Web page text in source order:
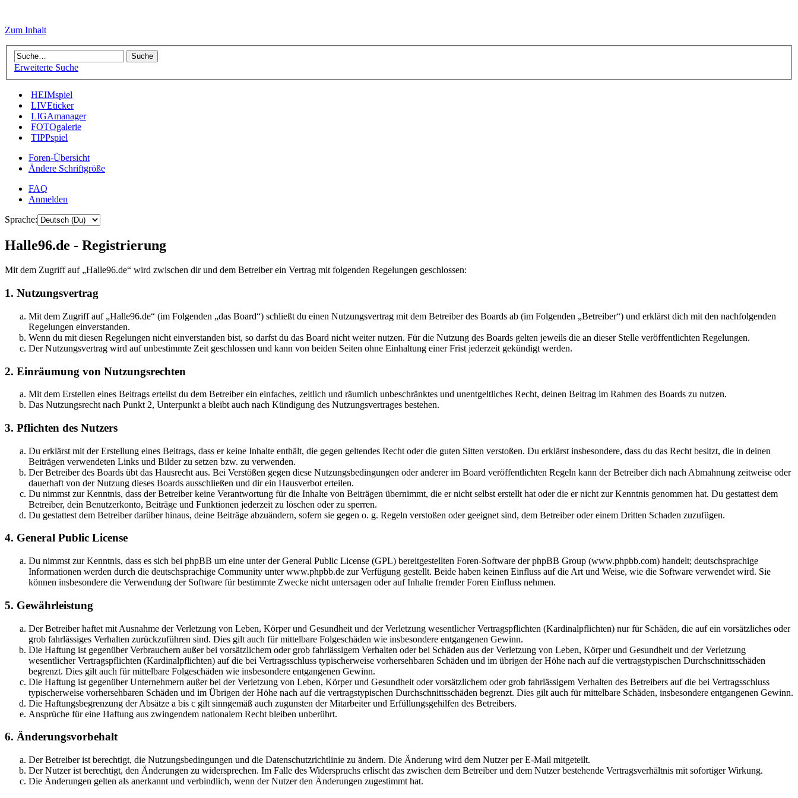
Zum Inhalt
Erweiterte Suche
HEIMspiel
LIVEticker
LIGAmanager
FOTOgalerie
TIPPspiel
Foren-Übersicht
Ändere Schriftgröße
FAQ
Anmelden
Sprache:
Halle96.de - Registrierung
Mit dem Zugriff auf „Halle96.de“ wird zwischen dir und dem Betreiber ein Vertrag mit folgenden Regelungen geschlossen:
1. Nutzungsvertrag
Mit dem Zugriff auf „Halle96.de“ (im Folgenden „das Board“) schließt du einen Nutzungsvertrag mit dem Betreiber des Boards ab (im Folgenden „Betreiber“) und erklärst dich mit den nachfolgenden
Regelungen einverstanden.
Wenn du mit diesen Regelungen nicht einverstanden bist, so darfst du das Board nicht weiter nutzen. Für die Nutzung des Boards gelten jeweils die an dieser Stelle veröffentlichten Regelungen.
Der Nutzungsvertrag wird auf unbestimmte Zeit geschlossen und kann von beiden Seiten ohne Einhaltung einer Frist jederzeit gekündigt werden.
2. Einräumung von Nutzungsrechten
Mit dem Erstellen eines Beitrags erteilst du dem Betreiber ein einfaches, zeitlich und räumlich unbeschränktes und unentgeltliches Recht, deinen Beitrag im Rahmen des Boards zu nutzen.
Das Nutzungsrecht nach Punkt 2, Unterpunkt a bleibt auch nach Kündigung des Nutzungsvertrages bestehen.
3. Pflichten des Nutzers
Du erklärst mit der Erstellung eines Beitrags, dass er keine Inhalte enthält, die gegen geltendes Recht oder die guten Sitten verstoßen. Du erklärst insbesondere, dass du das Recht besitzt, die in deinen
Beiträgen verwendeten Links und Bilder zu setzen bzw. zu verwenden.
Der Betreiber des Boards übt das Hausrecht aus. Bei Verstößen gegen diese Nutzungsbedingungen oder anderer im Board veröffentlichten Regeln kann der Betreiber dich nach Abmahnung zeitweise oder
dauerhaft von der Nutzung dieses Boards ausschließen und dir ein Hausverbot erteilen.
Du nimmst zur Kenntnis, dass der Betreiber keine Verantwortung für die Inhalte von Beiträgen übernimmt, die er nicht selbst erstellt hat oder die er nicht zur Kenntnis genommen hat. Du gestattest dem
Betreiber, dein Benutzerkonto, Beiträge und Funktionen jederzeit zu löschen oder zu sperren.
Du gestattest dem Betreiber darüber hinaus, deine Beiträge abzuändern, sofern sie gegen o. g. Regeln verstoßen oder geeignet sind, dem Betreiber oder einem Dritten Schaden zuzufügen.
4. General Public License
Du nimmst zur Kenntnis, dass es sich bei phpBB um eine unter der General Public License (GPL) bereitgestellten Foren-Software der phpBB Group (www.phpbb.com) handelt; deutschsprachige
Informationen werden durch die deutschsprachige Community unter www.phpbb.de zur Verfügung gestellt. Beide haben keinen Einfluss auf die Art und Weise, wie die Software verwendet wird. Sie
können insbesondere die Verwendung der Software für bestimmte Zwecke nicht untersagen oder auf Inhalte fremder Foren Einfluss nehmen.
5. Gewährleistung
Der Betreiber haftet mit Ausnahme der Verletzung von Leben, Körper und Gesundheit und der Verletzung wesentlicher Vertragspflichten (Kardinalpflichten) nur für Schäden, die auf ein vorsätzliches oder
grob fahrlässiges Verhalten zurückzuführen sind. Dies gilt auch für mittelbare Folgeschäden wie insbesondere entgangenen Gewinn.
Die Haftung ist gegenüber Verbrauchern außer bei vorsätzlichem oder grob fahrlässigem Verhalten oder bei Schäden aus der Verletzung von Leben, Körper und Gesundheit und der Verletzung
wesentlicher Vertragspflichten (Kardinalpflichten) auf die bei Vertragsschluss typischerweise vorhersehbaren Schäden und im übrigen der Höhe nach auf die vertragstypischen Durchschnittsschäden
begrenzt. Dies gilt auch für mittelbare Folgeschäden wie insbesondere entgangenen Gewinn.
Die Haftung ist gegenüber Unternehmern außer bei der Verletzung von Leben, Körper und Gesundheit oder vorsätzlichem oder grob fahrlässigem Verhalten des Betreibers auf die bei Vertragsschluss
typischerweise vorhersehbaren Schäden und im Übrigen der Höhe nach auf die vertragstypischen Durchschnittsschäden begrenzt. Dies gilt auch für mittelbare Schäden, insbesondere entgangenen Gewinn.
Die Haftungsbegrenzung der Absätze a bis c gilt sinngemäß auch zugunsten der Mitarbeiter und Erfüllungsgehilfen des Betreibers.
Ansprüche für eine Haftung aus zwingendem nationalem Recht bleiben unberührt.
6. Änderungsvorbehalt
Der Betreiber ist berechtigt, die Nutzungsbedingungen und die Datenschutzrichtlinie zu ändern. Die Änderung wird dem Nutzer per E-Mail mitgeteilt.
Der Nutzer ist berechtigt, den Änderungen zu widersprechen. Im Falle des Widerspruchs erlischt das zwischen dem Betreiber und dem Nutzer bestehende Vertragsverhältnis mit sofortiger Wirkung.
Die Änderungen gelten als anerkannt und verbindlich, wenn der Nutzer den Änderungen zugestimmt hat.